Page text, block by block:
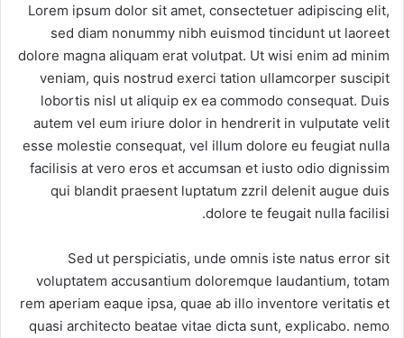
Lorem ipsum dolor sit amet, consectetuer adipiscing elit,
sed diam nonummy nibh euismod tincidunt ut laoreet
dolore magna aliquam erat volutpat. Ut wisi enim ad minim
veniam, quis nostrud exerci tation ullamcorper suscipit
lobortis nisl ut aliquip ex ea commodo consequat. Duis
autem vel eum iriure dolor in hendrerit in vulputate velit
esse molestie consequat, vel illum dolore eu feugiat nulla
facilisis at vero eros et accumsan et iusto odio dignissim
qui blandit praesent luptatum zzril delenit augue duis
dolore te feugait nulla facilisi.
Sed ut perspiciatis, unde omnis iste natus error sit
voluptatem accusantium doloremque laudantium, totam
rem aperiam eaque ipsa, quae ab illo inventore veritatis et
quasi architecto beatae vitae dicta sunt, explicabo. nemo